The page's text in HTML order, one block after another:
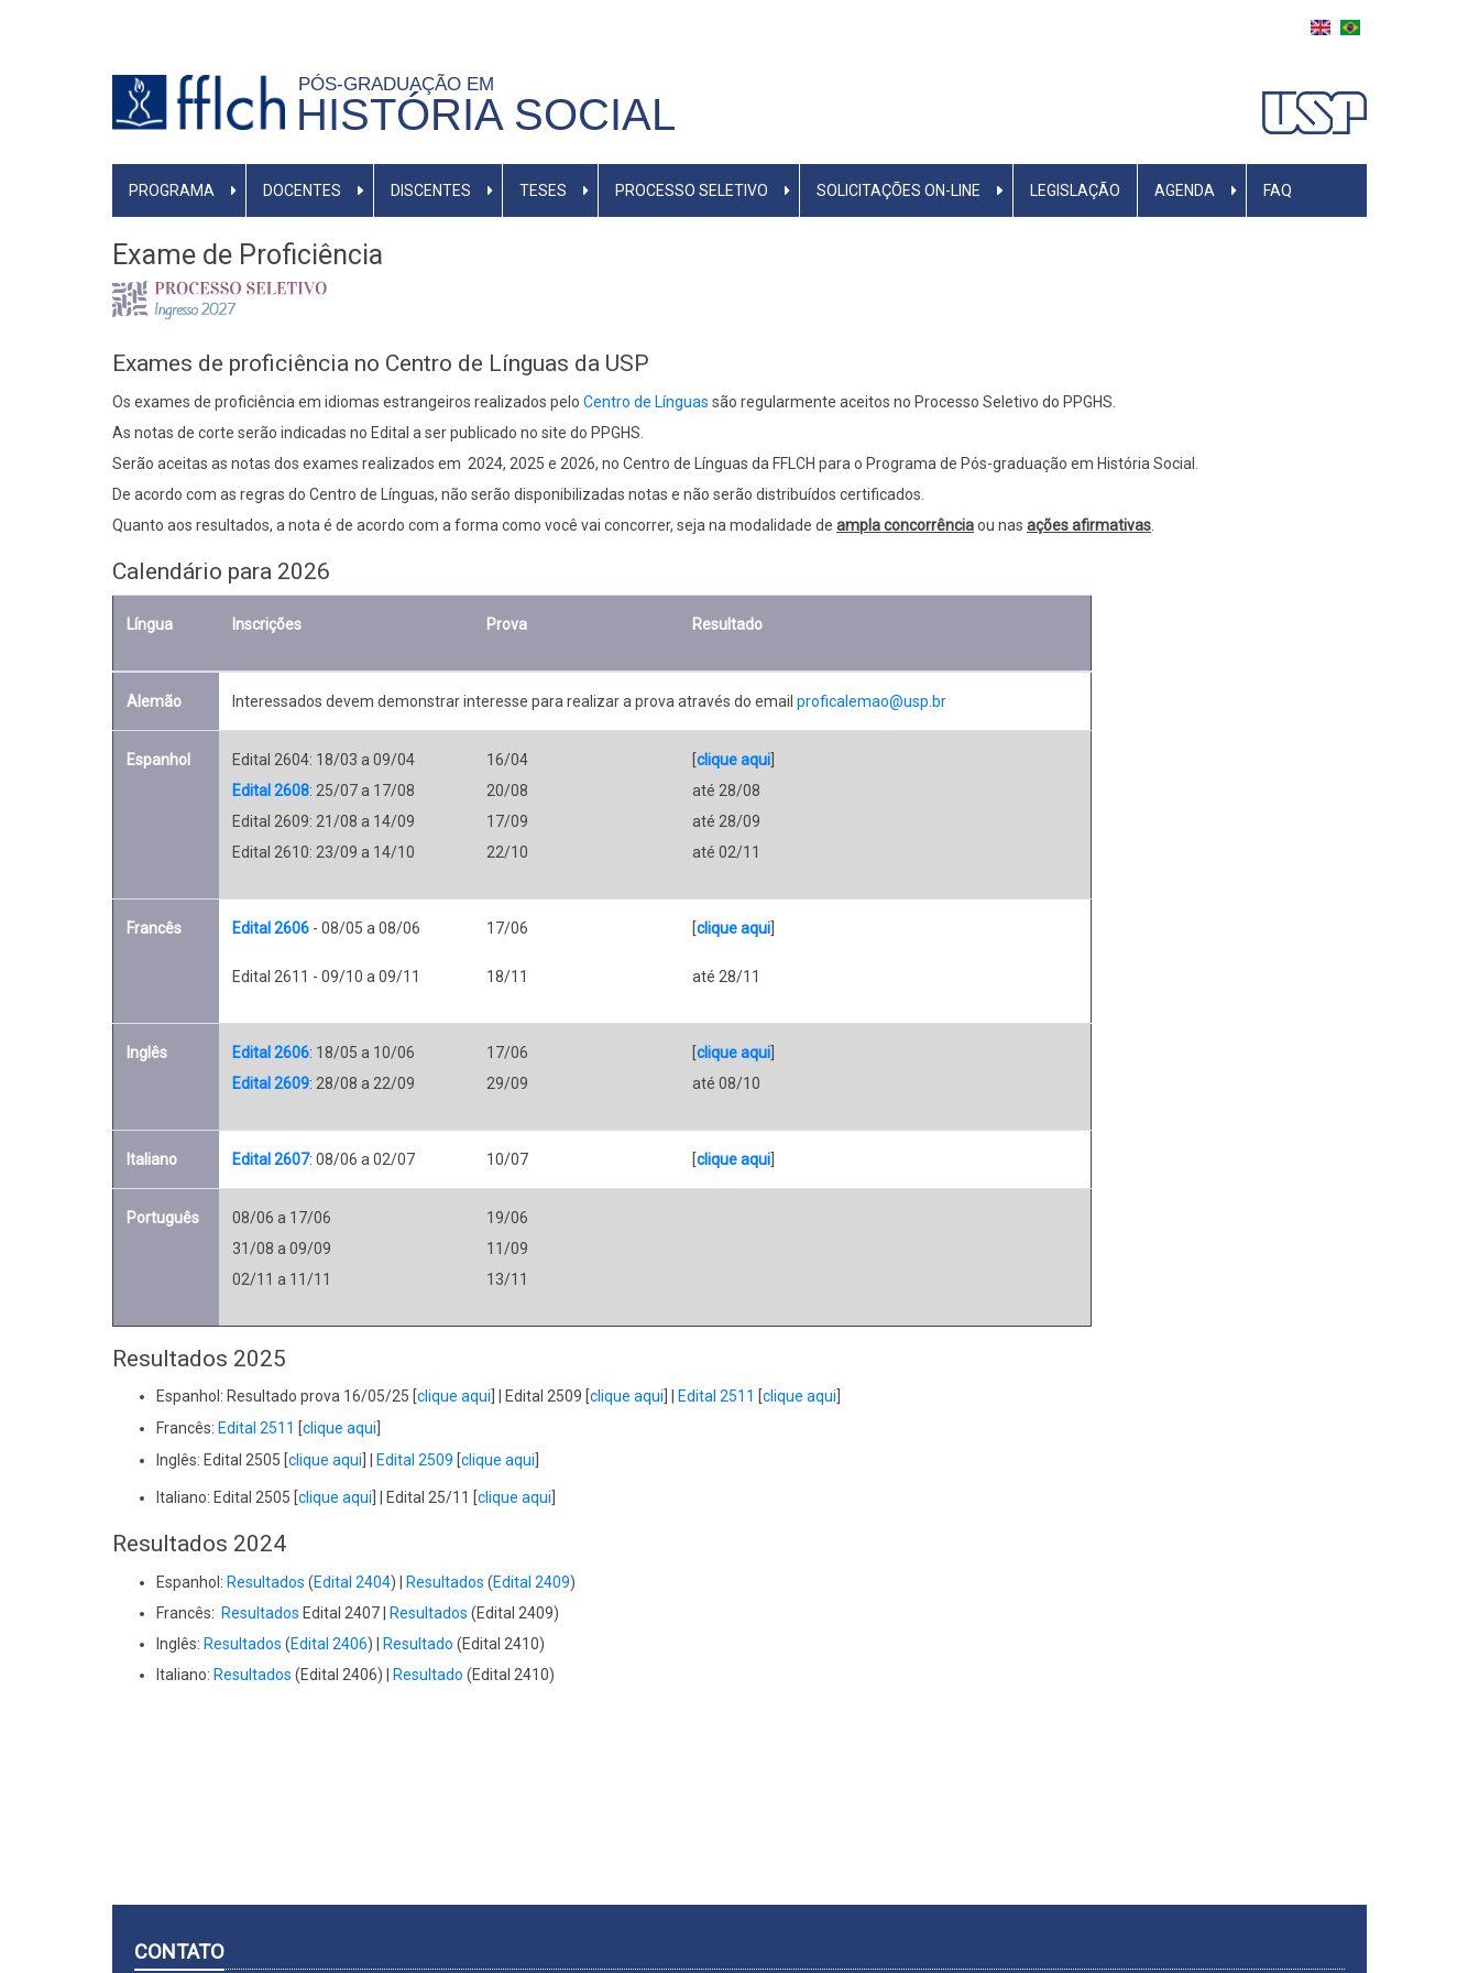
PÓS-GRADUAÇÃO EM
HISTÓRIA SOCIAL
MAIN
BR
PROGRAMA DOCENTES DISCENTES TESES PROCESSO SELETIVO SOLICITAÇÕES ON-LINE LEGISLAÇÃO AGENDA FAQ
Exame de Proficiência
Exames de proficiência no Centro de Línguas da USP
Os exames de proficiência em idiomas estrangeiros realizados pelo Centro de Línguas são regularmente aceitos no Processo Seletivo do PPGHS.
As notas de corte serão indicadas no Edital a ser publicado no site do PPGHS.
Serão aceitas as notas dos exames realizados em 2024, 2025 e 2026, no Centro de Línguas da FFLCH para o Programa de Pós-graduação em História Social.
De acordo com as regras do Centro de Línguas, não serão disponibilizadas notas e não serão distribuídos certificados.
Quanto aos resultados, a nota é de acordo com a forma como você vai concorrer, seja na modalidade de ampla concorrênciaou nas ações afirmativas.
Calendário para 2026
Língua Inscrições Prova Resultado
Alemão Interessados devem demonstrar interesse para realizar a prova através do email proficalemao@usp.br
Espanhol
Edital 2604: 18/03 a 09/04
Edital 2608: 25/07 a 17/08
Edital 2609: 21/08 a 14/09
Edital 2610: 23/09 a 14/10
16/04
20/08
17/09
22/10
clique aqui
até 28/08
até 28/09
até 02/11
Francês Edital 2606 - 08/05 a 08/06
Edital 2611 - 09/10 a 09/11
17/06
18/11
[clique aqui
até 28/11
Inglês Edital 2606: 18/05 a 10/06
Edital 2609: 28/08 a 22/09
17/06
29/09
clique aqui
até 08/10
Italiano Edital 2607: 08/06 a 02/07 10/07 [clique aqui
Português
08/06 a 17/06
31/08 a 09/09
02/11 a 11/11
19/06
11/09
13/11
Resultados 2025
Espanhol: Resultado prova 16/05/25 [clique aqui ] | Edital 2509 [clique aqui Edital 2511 [clique aqui
Francês: Edital 2511 [clique aqui
Inglês: Edital 2505 [clique aqui Edital 2509 [clique aqui
Italiano: Edital 2505 [clique aqui ] | Edital 25/11 [clique aqui
Resultados 2024
Espanhol: Resultados (Edital 2404) | Resultados (Edital 2409)
Francês: Resultados Edital 2407 | Resultados (Edital 2409)
Inglês: Resultados (Edital 2406) | Resultado (Edital 2410)
Italiano: Resultados (Edital 2406) | Resultado (Edital 2410)
CONTATO